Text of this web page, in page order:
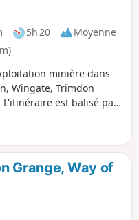
5h 20
Moyenne
minière dans
Wingate, Trimdon
L'itinéraire est balisé par
Grange, Way of